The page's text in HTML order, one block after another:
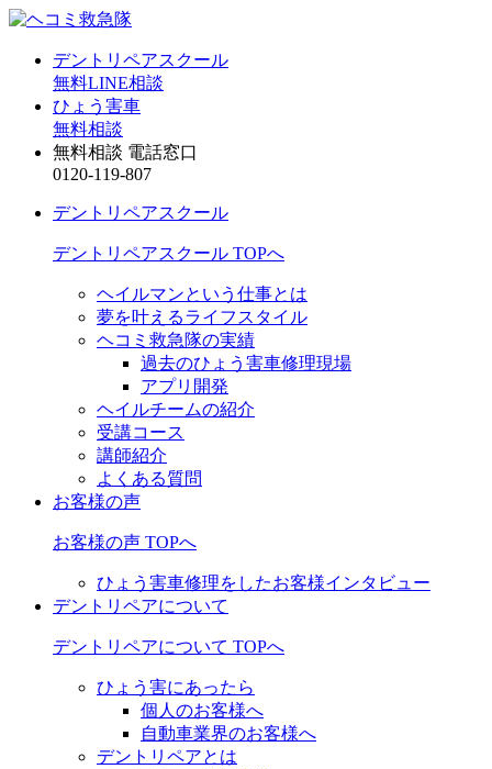
デントリペアスクール
無料LINE相談
ひょう害車
無料相談
無料相談 電話窓口
0120-119-807
デントリペアスクール
デントリペアスクール TOPへ
ヘイルマンという仕事とは
夢を叶えるライフスタイル
ヘコミ救急隊の実績
過去のひょう害車修理現場
アプリ開発
ヘイルチームの紹介
受講コース
講師紹介
よくある質問
お客様の声
お客様の声 TOPへ
ひょう害車修理をしたお客様インタビュー
デントリペアについて
デントリペアについて TOPへ
ひょう害にあったら
個人のお客様へ
自動車業界のお客様へ
デントリペアとは